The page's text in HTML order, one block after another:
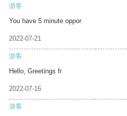
游客
You have 5 minute oppor
2022-07-21
游客
Hello, Greetings fr
2022-07-16
游客